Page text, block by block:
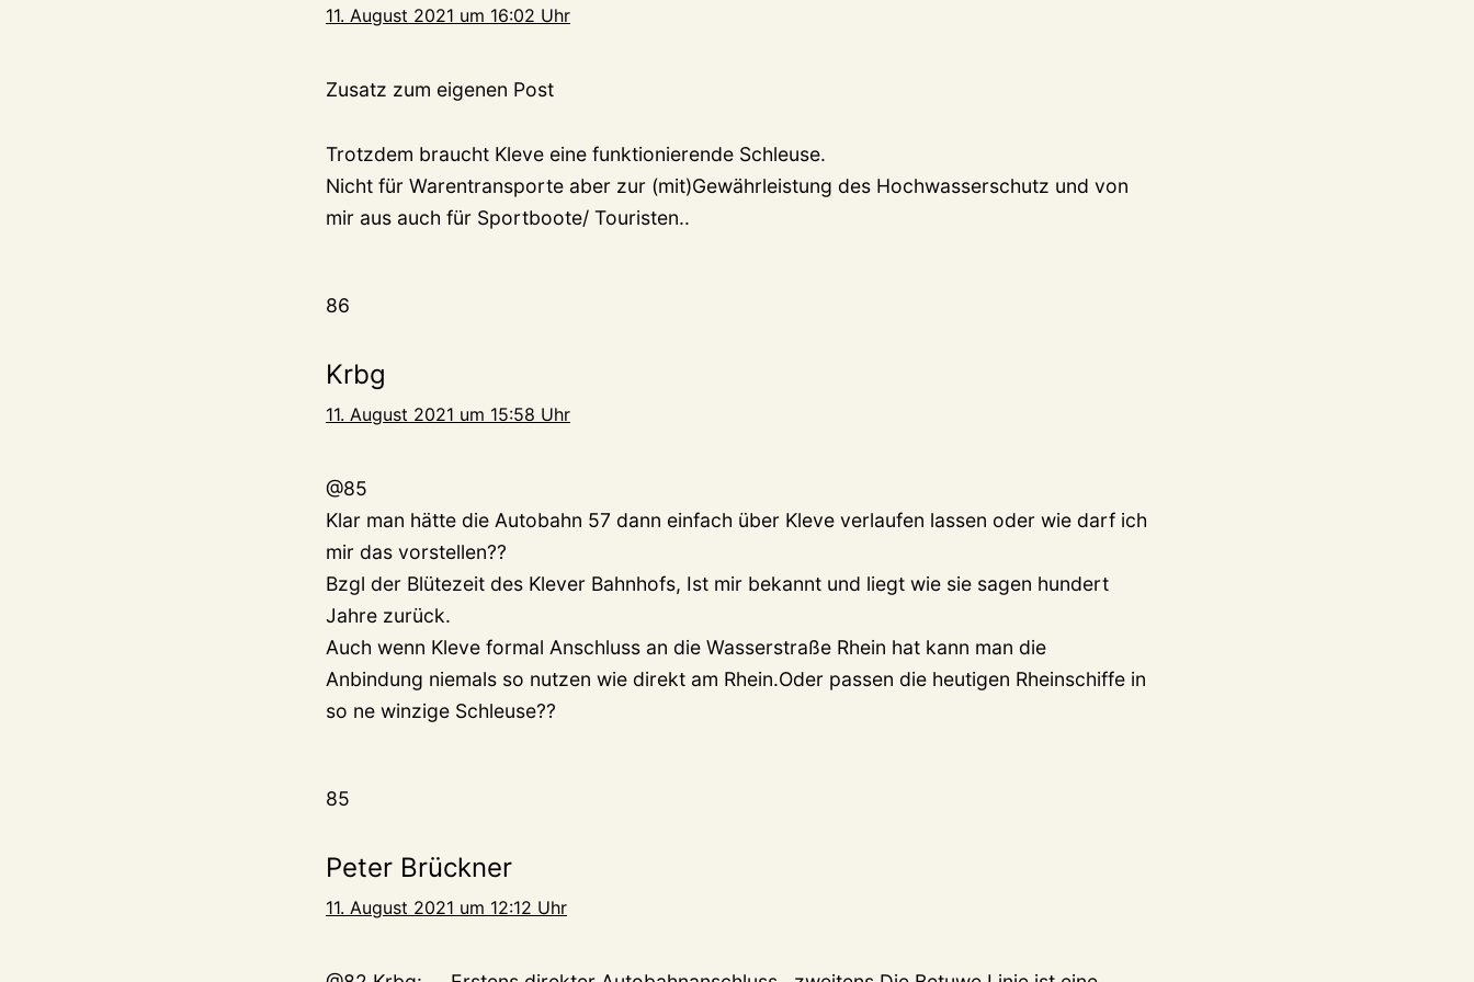
11. August 2021 um 16:02 Uhr
Zusatz zum eigenen Post
Trotzdem braucht Kleve eine funktionierende Schleuse.
Nicht für Warentransporte aber zur (mit)Gewährleistung des Hochwasserschutz und von
mir aus auch für Sportboote/ Touristen..
86
Krbg
11. August 2021 um 15:58 Uhr
@85
Klar man hätte die Autobahn 57 dann einfach über Kleve verlaufen lassen oder wie darf ich
mir das vorstellen??
Bzgl der Blütezeit des Klever Bahnhofs, Ist mir bekannt und liegt wie sie sagen hundert
Jahre zurück.
Auch wenn Kleve formal Anschluss an die Wasserstraße Rhein hat kann man die
Anbindung niemals so nutzen wie direkt am Rhein.Oder passen die heutigen Rheinschiffe in
so ne winzige Schleuse??
85
Peter Brückner
11. August 2021 um 12:12 Uhr